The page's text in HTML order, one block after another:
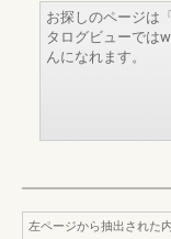
お探しのページは
タログビューでは
んになれます。
左ページから抽出された